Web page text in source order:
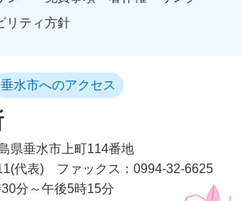
リティ方針
垂水市へのアクセス
県垂水市上町114番地
代表)
ファックス：0994-32-6625
分～午後5時15分